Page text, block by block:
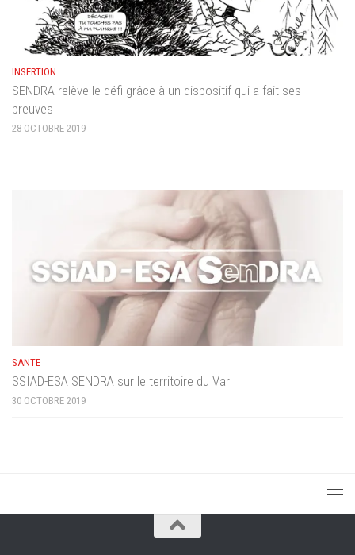
INSERTION
SENDRA relève le défi grâce à un dispositif qui a fait ses
preuves
28 OCTOBRE 2019
SANTE
SSIAD-ESA SENDRA sur le territoire du Var
30 OCTOBRE 2019